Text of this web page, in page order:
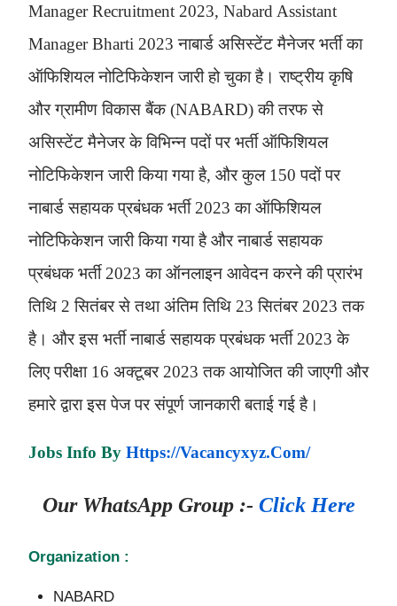
Manager Recruitment 2023, Nabard Assistant
Manager Bharti 2023 नाबार्ड असिस्टेंट मैनेजर भर्ती का
ऑफिशियल नोटिफिकेशन जारी हो चुका है। राष्ट्रीय कृषि
और ग्रामीण विकास बैंक (NABARD) की तरफ से
असिस्टेंट मैनेजर के विभिन्न पदों पर भर्ती ऑफिशियल
नोटिफिकेशन जारी किया गया है, और कुल 150 पदों पर
नाबार्ड सहायक प्रबंधक भर्ती 2023 का ऑफिशियल
नोटिफिकेशन जारी किया गया है और नाबार्ड सहायक
प्रबंधक भर्ती 2023 का ऑनलाइन आवेदन करने की प्रारंभ
तिथि 2 सितंबर से तथा अंतिम तिथि 23 सितंबर 2023 तक
है। और इस भर्ती नाबार्ड सहायक प्रबंधक भर्ती 2023 के
लिए परीक्षा 16 अक्टूबर 2023 तक आयोजित की जाएगी और
हमारे द्वारा इस पेज पर संपूर्ण जानकारी बताई गई है।
Jobs Info By Https://vacancyxyz.com/
Our WhatsAppGroup :- Click Here
Organization :
NABARD